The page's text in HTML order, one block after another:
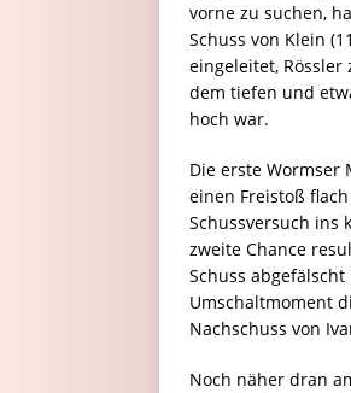
vorne zu suchen,
Schuss von Klein
eingeleitet,
dem tiefen und
hoch war.
Die erste Wormser
einen Freistoß
Schussversuch ins
zweite Chance
Schuss
Umschaltmoment
Nachschuss von
Noch näher dran